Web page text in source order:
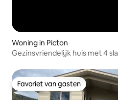
Woning in Picton
Gezinsvriendelijk huis met 4
Favoriet van gasten
Favoriet van gasten